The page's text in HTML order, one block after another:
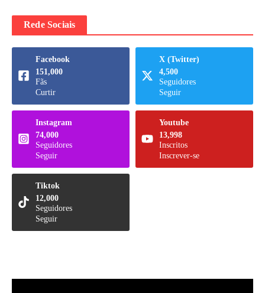
Rede Sociais
Facebook
151,000
Fãs
Curtir
X (Twitter)
4,500
Seguidores
Seguir
Instagram
74,000
Seguidores
Seguir
Youtube
13,998
Inscritos
Inscrever-se
Tiktok
12,000
Seguidores
Seguir